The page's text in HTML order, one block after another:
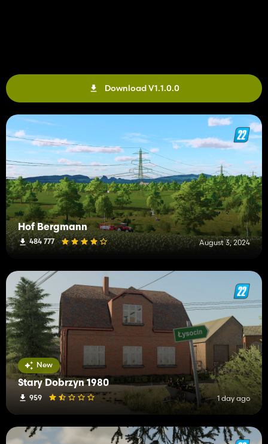
Download V1.1.0.0
Hof Bergmann
484 777 August 3, 2024
New
Stary Dobrzyn 1980
959 1 day ago